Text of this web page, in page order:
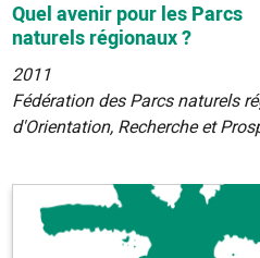
Quel avenir pour les Parcs
naturels régionaux ?
2011
Fédération des Parcs naturels
d'Orientation, Recherche et